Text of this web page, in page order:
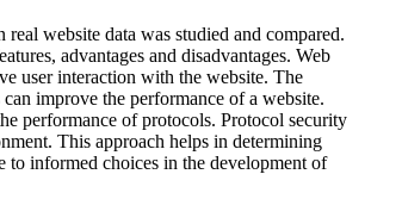
website data was studied and compared.
advantages and disadvantages. Web
user interaction with the website. The
improve the performance of a website.
performance of protocols. Protocol security
This approach helps in determining
to informed choices in the development of